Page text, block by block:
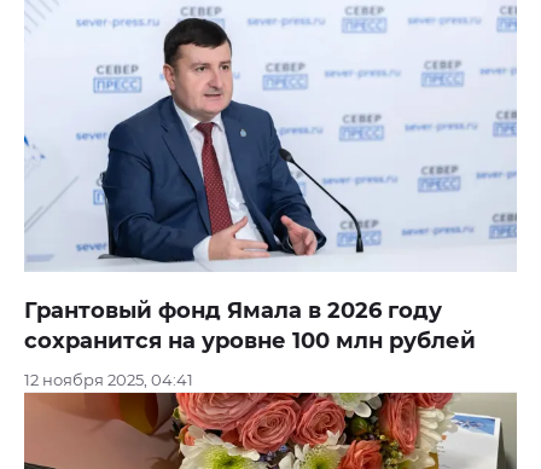
Грантовый фонд Ямала в 2026 году
сохранится на уровне 100 млн рублей
12 ноября 2025, 04:41